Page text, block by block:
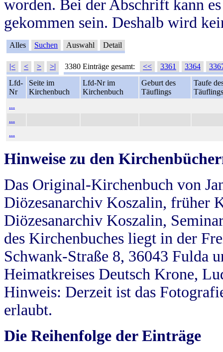
worden. Bei der Abschrift kann
gekommen sein. Deshalb wird
Alles Suchen Auswahl Detail
|< < > >| 3380 Einträge gesamt: << 3361 3364
Lfd-
Nr
Seite im
Kirchenbuch
Lfd-Nr im
Kirchenbuch
Geburt des
Täuflings
Taufe
Täuflings
...
...
...
Hinweise zu den
Das Original-Kirchenbuch von
Diözesanarchiv Koszalin, früher
Diözesanarchiv Koszalin,
des Kirchenbuches liegt in der
Schwank-Straße 8, 36043 Fulda
Heimatkreises Deutsch Krone,
Hinweis: Derzeit ist das
erlaubt.
Die Reihenfolge der Einträge